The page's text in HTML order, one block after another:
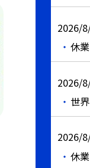
2026/
休
2026/
世
2026/
休